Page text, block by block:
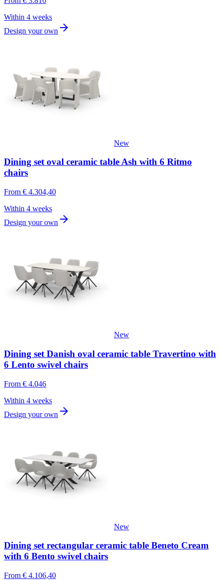
Within 4 weeks
Design your own
New
Dining set oval ceramic table Ash with 6 Ritmo
chairs
From € 4.304,40
Within 4 weeks
Design your own
New
Dining set Danish oval ceramic table Travertino with
6 Lento swivel chairs
From € 4.046
Within 4 weeks
Design your own
New
Dining set rectangular ceramic table Beneto Cream
with 6 Bento swivel chairs
From € 4.106,40